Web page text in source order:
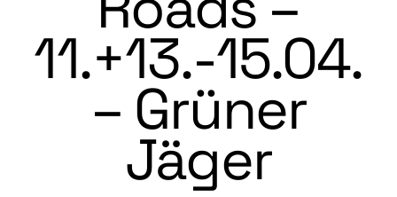
11.+13.-15.04.
– Grüner
Jäger